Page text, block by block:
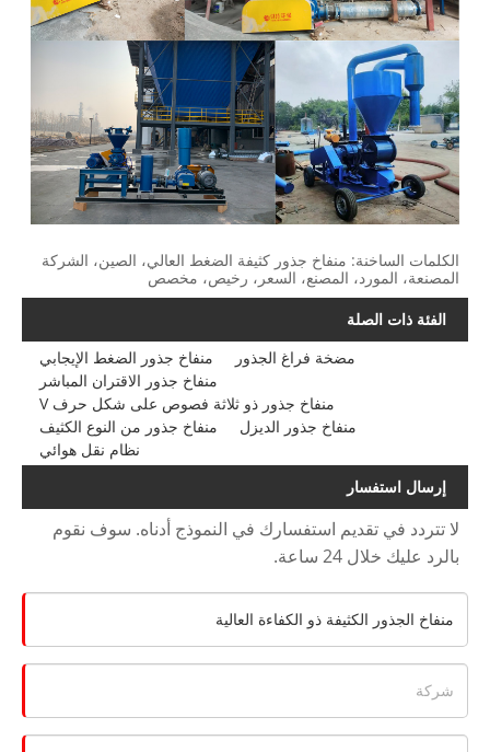
الكلمات الساخنة: منفاخ جذور كثيفة الضغط العالي، الصين، الشركة
المصنعة، المورد، المصنع، السعر، رخيص، مخصص
الفئة ذات الصلة
منفاخ جذور الضغط الإيجابي
مضخة فراغ الجذور
منفاخ جذور الاقتران المباشر
منفاخ جذور ذو ثلاثة فصوص على شكل حرف V
منفاخ جذور من النوع الكثيف
منفاخ جذور الديزل
نظام نقل هوائي
إرسال استفسار
لا تتردد في تقديم استفسارك في النموذج أدناه. سوف نقوم
بالرد عليك خلال 24 ساعة.